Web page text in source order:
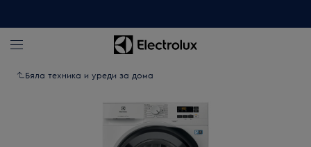
Бяла техника и уреди за дома